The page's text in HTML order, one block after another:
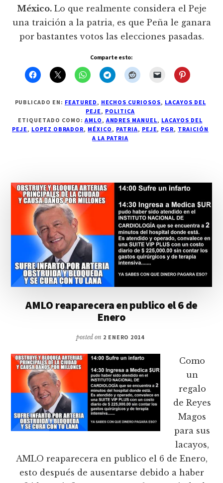
México.Lo que realmente considera el Peje
una traición a la patria, es que Peña le ganara
por bastantes votos las elecciones pasadas.
Comparte esto:
PUBLICADO EN: FEATURED , HECHOS CURIOSOS, LACAYOS DEL
PEJE , POLITICA
ETIQUETADO COMO: AMLO , ANDRES MANUEL, LACAYOS DEL
PEJE , LOPEZ OBRADOR, MÉXICO , PATRIA, PEJE, PGR, TRAICIÓN
A LA PATRIA
AMLO reaparecera en publico el 6 de
Enero
posted on 2 ENERO 2014
Como
un
regalo
de Reyes
Magos
para sus
lacayos,
AMLO reaparecera en publico el 6 de Enero,
esto después de ausentarse debido a haber